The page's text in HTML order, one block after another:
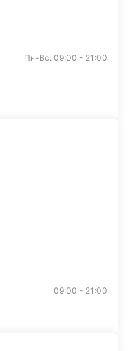
Пн-Вс: 09:00 - 21:00
09:00 - 21:00